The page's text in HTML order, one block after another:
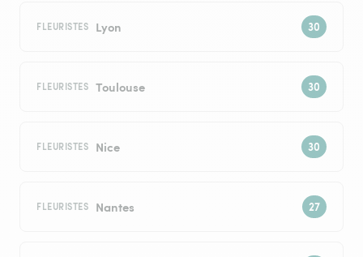
FLEURISTES Lyon
FLEURISTES Toulouse
FLEURISTES Nice
FLEURISTES Nantes